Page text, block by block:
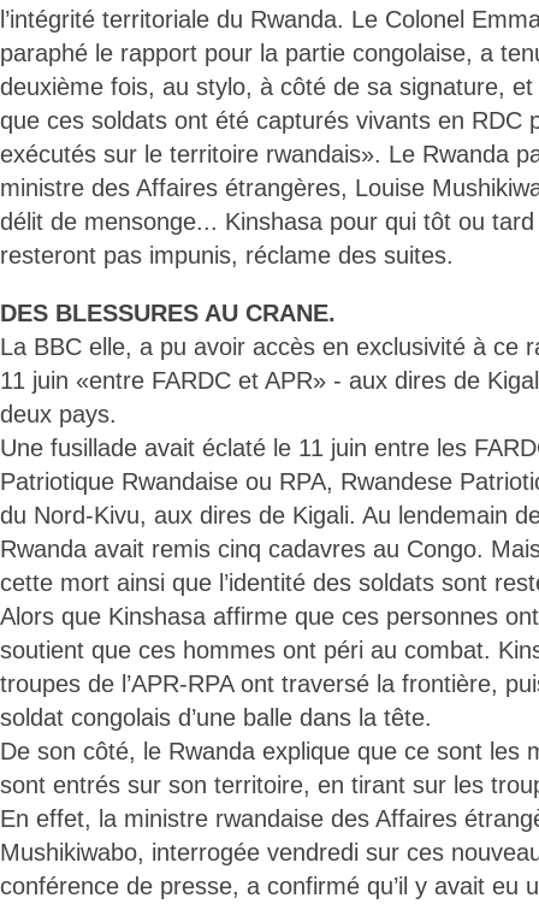
l’intégrité territoriale du Rwanda. Le Colonel
paraphé le rapport pour la partie congolaise, a
deuxième fois, au stylo, à côté de sa signature,
que ces soldats ont été capturés vivants en RDC
exécutés sur le territoire rwandais». Le Rwanda
ministre des Affaires étrangères, Louise
délit de mensonge... Kinshasa pour qui tôt ou
resteront pas impunis, réclame des suites.
DES BLESSURES AU CRANE.
La BBC elle, a pu avoir accès en exclusivité à ce
11 juin «entre FARDC et APR» - aux dires de
deux pays.
Une fusillade avait éclaté le 11 juin entre les
Patriotique Rwandaise ou RPA, Rwandese
du Nord-Kivu, aux dires de Kigali. Au lendemain
Rwanda avait remis cinq cadavres au Congo.
cette mort ainsi que l’identité des soldats sont
Alors que Kinshasa affirme que ces personnes
soutient que ces hommes ont péri au combat.
troupes de l’APR-RPA ont traversé la frontière,
soldat congolais d’une balle dans la tête.
De son côté, le Rwanda explique que ce sont les
sont entrés sur son territoire, en tirant sur les
En effet, la ministre rwandaise des Affaires
Mushikiwabo, interrogée vendredi sur ces
conférence de presse, a confirmé qu’il y avait eu